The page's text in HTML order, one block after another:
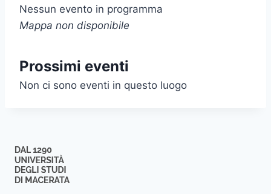
Nessun evento in programma
Mappa non disponibile
Prossimi eventi
Non ci sono eventi in questo luogo